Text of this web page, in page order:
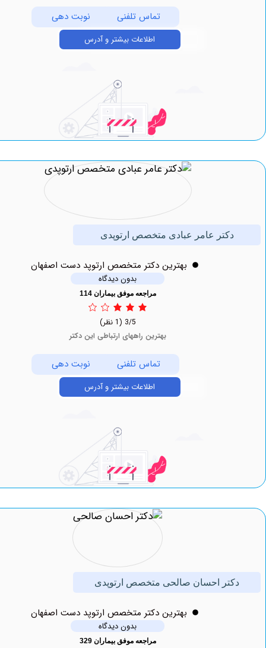
تماس تلفنی نوبت دهی
اطلاعات بیشتر و آدرس
دکتر عامر عبادی متخصص ارتوپدی
بهترين دکتر متخصص ارتوپد دست اصفهان
بدون دیدگاه
مراجعه موفق بیماران 114
بهترین راههای ارتباطی این دکتر
تماس تلفنی نوبت دهی
اطلاعات بیشتر و آدرس
احسان صالحی متخصص ارتوپدی
بهترين دکتر متخصص ارتوپد دست اصفهان
بدون دیدگاه
مراجعه موفق بیماران 329